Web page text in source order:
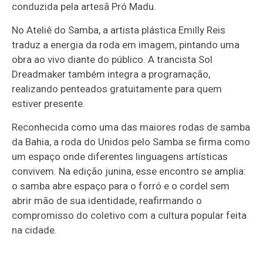
conduzida pela artesã Pró Madu.
No Ateliê do Samba, a artista plástica Emilly Reis
traduz a energia da roda em imagem, pintando uma
obra ao vivo diante do público. A trancista Sol
Dreadmaker também integra a programação,
realizando penteados gratuitamente para quem
estiver presente.
Reconhecida como uma das maiores rodas de samba
da Bahia, a roda do Unidos pelo Samba se firma como
um espaço onde diferentes linguagens artísticas
convivem. Na edição junina, esse encontro se amplia:
o samba abre espaço para o forró e o cordel sem
abrir mão de sua identidade, reafirmando o
compromisso do coletivo com a cultura popular feita
na cidade.